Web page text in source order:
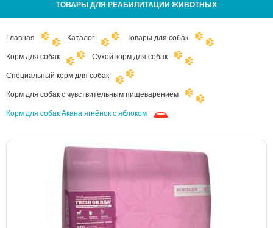
ТОВАРЫ ДЛЯ РЕАБИЛИТАЦИИ ЖИВОТНЫХ
Главная Каталог Товары для собак
Корм для собак Сухой корм для собак
Специальный корм для собак
Корм для собак с чувствительным пищеварением
Корм для собак Акана ягнёнок с яблоком